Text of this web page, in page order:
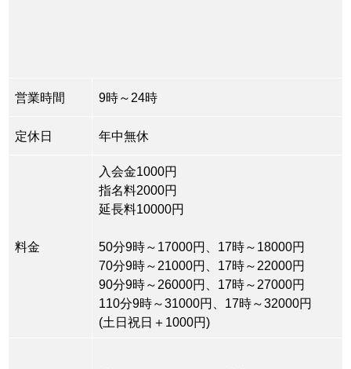
営業時間 9時～24時
定休日 年中無休
料金
入会金1000円
指名料2000円
延長料10000円
50分9時～17000円、17時～18000円
70分9時～21000円、17時～22000円
90分9時～26000円、17時～27000円
110分9時～31000円、17時～32000円
(土日祝日＋1000円)